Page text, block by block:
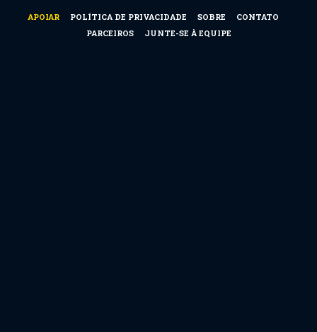
APOIAR POLÍTICA DE PRIVACIDADE SOBRE
CONTATO
PARCEIROS
JUNTE-SE À EQUIPE